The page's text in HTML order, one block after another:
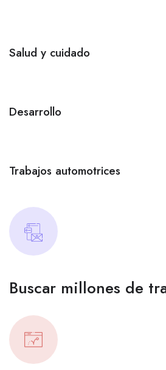
Salud y cuidado
Desarrollo
Trabajos automotrices
Buscar millones de